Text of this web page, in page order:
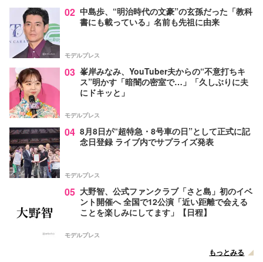
02 中島歩、“明治時代の文豪”の玄孫だった「教科
書にも載っている」名前も先祖に由来
モデルプレス
03 峯岸みなみ、YouTuber夫からの“不意打ちキ
ス”明かす「暗闇の密室で…」「久しぶりに夫
にドキッと」
モデルプレス
04 8月8日が“超特急・8号車の日”として正式に記
念日登録 ライブ内でサプライズ発表
モデルプレス
05 大野智、公式ファンクラブ「さと島」初のイベ
ント開催へ 全国で12公演「近い距離で会える
ことを楽しみにしてます」【日程】
モデルプレス
もっとみる